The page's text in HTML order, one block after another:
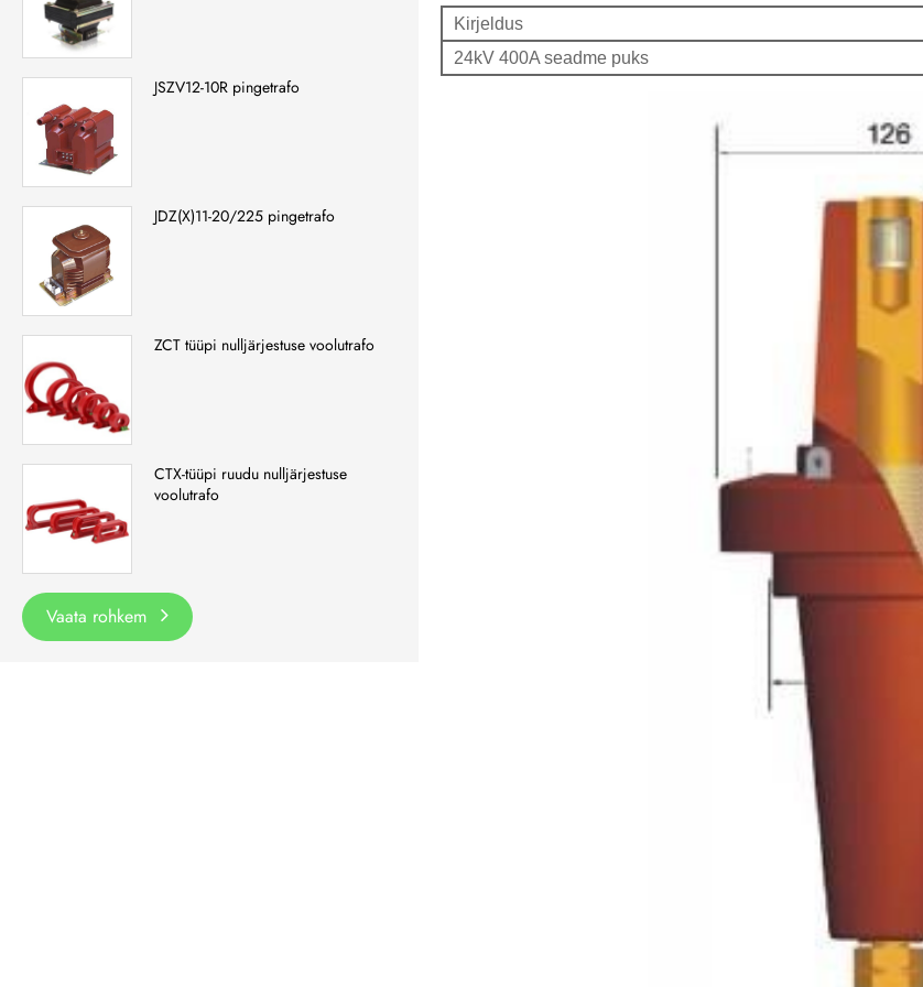
JSZV12-10R pingetrafo
JDZ(X)11-20/225 pingetrafo
ZCT tüüpi nulljärjestuse voolutrafo
CTX-tüüpi ruudu nulljärjestuse
voolutrafo
Vaata rohkem
Kirjeldus
24kV 400A seadme puks